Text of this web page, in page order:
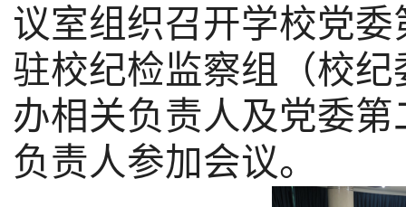
议室组织召开学校党
驻校纪检监察组（校
办相关负责人及党委第
负责人参加会议。